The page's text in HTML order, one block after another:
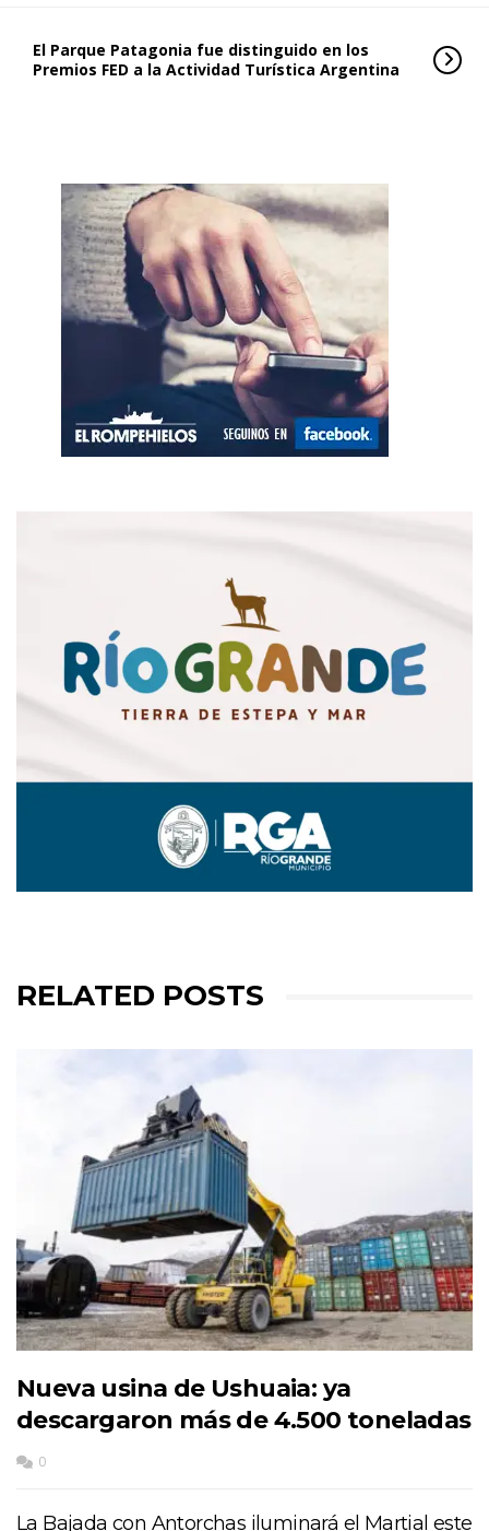
El Parque Patagonia fue distinguido en los
Premios FED a la Actividad Turística Argentina
RELATED POSTS
Nueva usina de Ushuaia: ya
descargaron más de 4.500 toneladas
0
La Bajada con Antorchas iluminará el Martial este